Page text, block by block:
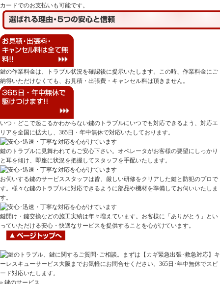
カードでのお支払いも可能です。
鍵の作業料金は、トラブル状況を確認後に提示いたします。この時、作業料金にご
納得いただけなくても、お見積・出張費・キャンセル料は頂きません。
いつ・どこで起こるかわからない鍵のトラブルにいつでも対応できるよう、対応エ
リアを全国に拡大し、365日・年中無休で対応いたしております。
鍵のトラブルに見舞われてもご安心下さい。オペレータがお客様の要望にしっかり
と耳を傾け、即座に状況を把握してスタッフを手配いたします。
お伺いする鍵のサービススタッフは皆、厳しい研修をクリアした鍵と防犯のプロで
す。様々な鍵のトラブルに対応できるように部品や機材を準備してお伺いいたしま
す。
鍵開け・鍵交換などの施工実績は年々増えています。お客様に「ありがとう」とい
っていただける安心・快適なサービスを提供することを心がけています。
» 鍵のサービス